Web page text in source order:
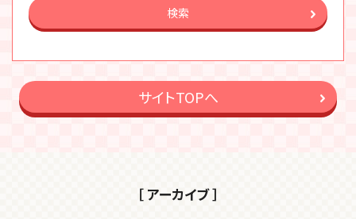
検索
サイトTOPへ
［ アーカイブ ］